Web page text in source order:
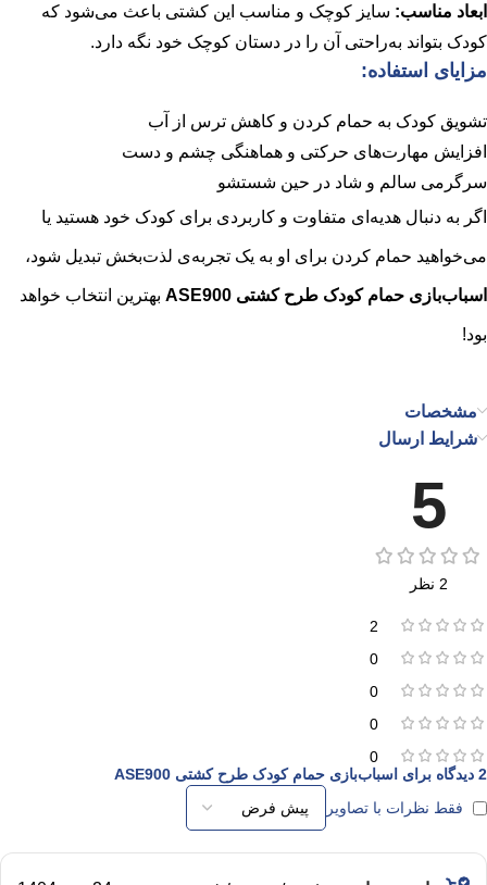
ابعاد مناسب: سایز کوچک و مناسب این کشتی باعث می‌شود که
کودک بتواند به‌راحتی آن را در دستان کوچک خود نگه دارد.
مزایای استفاده:
تشویق کودک به حمام کردن و کاهش ترس از آب
افزایش مهارت‌های حرکتی و هماهنگی چشم و دست
سرگرمی سالم و شاد در حین شستشو
اگر به دنبال هدیه‌ای متفاوت و کاربردی برای کودک خود هستید یا
می‌خواهید حمام کردن برای او به یک تجربه‌ی لذت‌بخش تبدیل شود،
اسباب‌بازی حمام کودک طرح کشتی ASE900 بهترین انتخاب خواهد
بود!
مشخصات
شرایط ارسال
5
2 نظر
2
0
0
0
0
2 دیدگاه برای
اسباب‌بازی حمام کودک طرح کشتی ASE900
فقط نظرات با تصاویر